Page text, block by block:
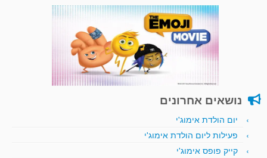
נושאים אחרונים
יום הולדת אימוג'י
פעילות ליום הולדת אימוג'י
קייק פופס אימוג'י